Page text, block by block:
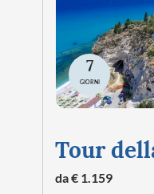
7
GIORNI
Tour
da € 1.159